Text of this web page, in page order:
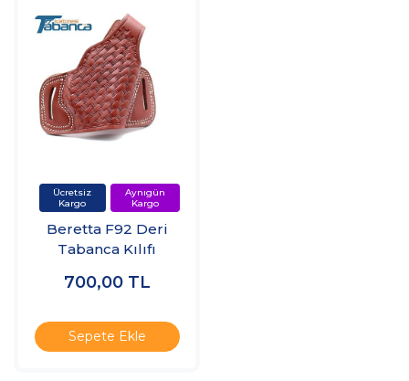
Beretta F92 Deri
Tabanca Kılıfı
700,00 TL
Sepete Ekle